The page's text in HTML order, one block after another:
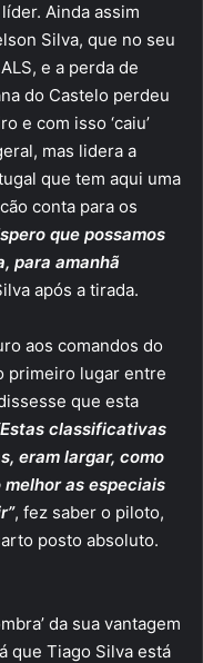
Ainda assim
Silva, que no seu
e a perda de
do Castelo perdeu
e com isso ‘caiu’
mas lidera a
que tem aqui uma
conta para os
que possamos
para amanhã
após a tirada.
aos comandos do
primeiro lugar entre
que esta
classificativas
eram largar, como
melhor as especiais
, fez saber o piloto,
posto absoluto.
da sua vantagem
que Tiago Silva está